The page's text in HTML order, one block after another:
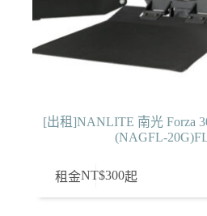
[出租]NANLITE 南光 Forza
(NAGFL-
租金NT$300起